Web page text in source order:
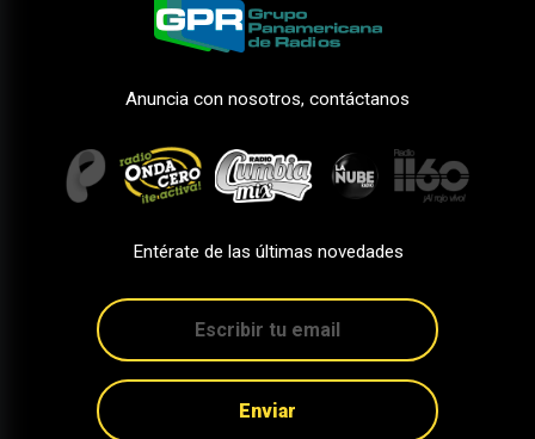
Anuncia con nosotros, contáctanos
Entérate de las últimas novedades
Enviar